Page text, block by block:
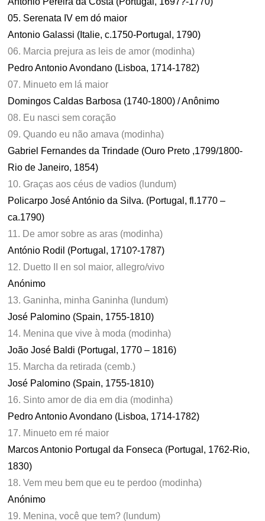
05. Serenata IV em dó maior
Antonio Galassi (Italie, c.1750-Portugal, 1790)
06. Marcia prejura as leis de amor (modinha)
Pedro Antonio Avondano (Lisboa, 1714-1782)
07. Minueto em lá maior
Domingos Caldas Barbosa (1740-1800) / Anônimo
08. Eu nasci sem coração
09. Quando eu não amava (modinha)
Gabriel Fernandes da Trindade (Ouro Preto ,1799/1800-
Rio de Janeiro, 1854)
10. Graças aos céus de vadios (lundum)
Policarpo José António da Silva. (Portugal, fl.1770 –
ca.1790)
11. De amor sobre as aras (modinha)
António Rodil (Portugal, 1710?-1787)
12. Duetto II en sol maior, allegro/vivo
Anónimo
13. Ganinha, minha Ganinha (lundum)
José Palomino (Spain, 1755-1810)
14. Menina que vive à moda (modinha)
João José Baldi (Portugal, 1770 – 1816)
15. Marcha da retirada (cemb.)
José Palomino (Spain, 1755-1810)
16. Sinto amor de dia em dia (modinha)
Pedro Antonio Avondano (Lisboa, 1714-1782)
17. Minueto em ré maior
Marcos Antonio Portugal da Fonseca (Portugal, 1762-Rio,
1830)
18. Vem meu bem que eu te perdoo (modinha)
Anónimo
19. Menina, você que tem? (lundum)